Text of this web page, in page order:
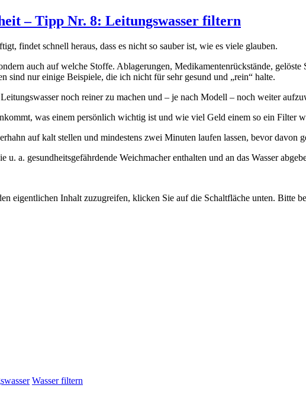
– Tipp Nr. 8: Leitungswasser filtern
findet schnell heraus, dass es nicht so sauber ist, wie es viele glauben.
auch auf welche Stoffe. Ablagerungen, Medikamentenrückstände,
nur einige Beispiele, die ich nicht für sehr gesund und „rein“ halte.
noch reiner zu machen und – je nach Modell – noch weiter
was einem persönlich wichtig ist und wie viel Geld einem so ein Filter
auf kalt stellen und mindestens zwei Minuten laufen lassen, bevor davon
a. gesundheitsgefährdende Weichmacher enthalten und an das Wasser
eigentlichen Inhalt zuzugreifen, klicken Sie auf die Schaltfläche unten. Bitte
Wasser filtern